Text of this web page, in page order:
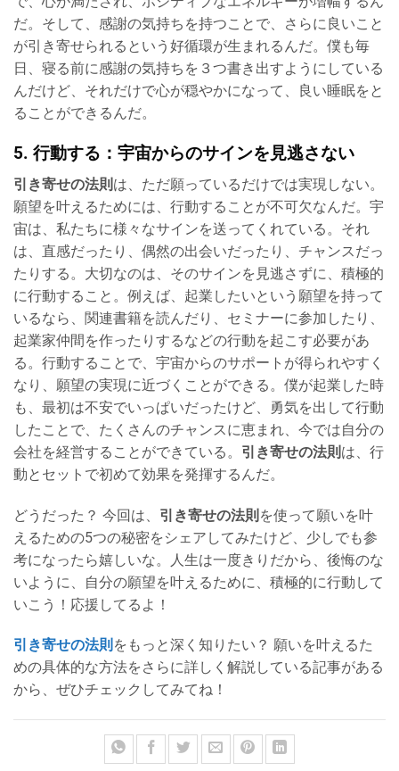
だ。そして、感謝の気持ちを持つことで、さらに良いこと
が引き寄せられるという好循環が生まれるんだ。僕も毎
日、寝る前に感謝の気持ちを３つ書き出すようにしている
んだけど、それだけで心が穏やかになって、良い睡眠をと
ることができるんだ。
5. 行動する：宇宙からのサインを見逃さない
引き寄せの法則 は、ただ願っているだけでは実現しない。
願望を叶えるためには、行動することが不可欠なんだ。宇
宙は、私たちに様々なサインを送ってくれている。それ
は、直感だったり、偶然の出会いだったり、チャンスだっ
たりする。大切なのは、そのサインを見逃さずに、積極的
に行動すること。例えば、起業したいという願望を持って
いるなら、関連書籍を読んだり、セミナーに参加したり、
起業家仲間を作ったりするなどの行動を起こす必要があ
る。行動することで、宇宙からのサポートが得られやすく
なり、願望の実現に近づくことができる。僕が起業した時
も、最初は不安でいっぱいだったけど、勇気を出して行動
したことで、たくさんのチャンスに恵まれ、今では自分の
会社を経営することができている。 引き寄せの法則 は、行
動とセットで初めて効果を発揮するんだ。
どうだった？ 今回は、 引き寄せの法則 を使って願いを叶
えるための5つの秘密をシェアしてみたけど、少しでも参
考になったら嬉しいな。人生は一度きりだから、後悔のな
いように、自分の願望を叶えるために、積極的に行動して
いこう！応援してるよ！
引き寄せの法則 をもっと深く知りたい？ 願いを叶えるた
めの具体的な方法をさらに詳しく解説している記事がある
から、ぜひチェックしてみてね！